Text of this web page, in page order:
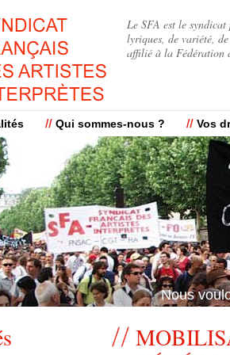
Le SFA est le
lyriques, de variété,
affilié à la Fédération
Qui sommes-nous ? Vos
Nous